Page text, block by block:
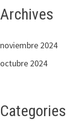
Archives
noviembre 2024
octubre 2024
Categories